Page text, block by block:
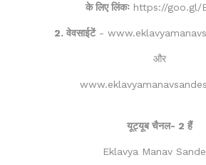
के लिए लिंकःhttps://goo.gl/
2. वेवसाईटें-
और
यूट्यूब चैनल- 2 हैं
Eklavya Manav